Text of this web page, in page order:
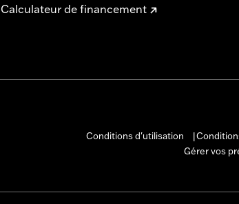
Calculateur de financement
Conditions d'utilisation
Gérer vos